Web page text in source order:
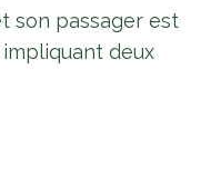
son passager est
deux